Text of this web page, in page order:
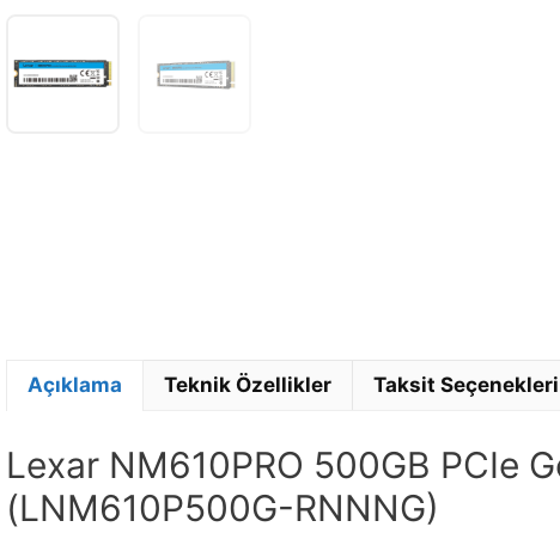
Açıklama Teknik Özellikler Taksit Seçenekleri
Lexar NM610PRO 500GB PCIe
(LNM610P500G-RNNNG)